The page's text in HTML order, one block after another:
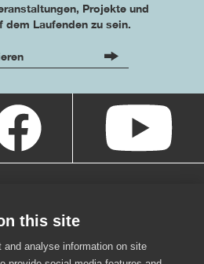
Projekte und
Laufenden zu sein.
this site
analyse information on site